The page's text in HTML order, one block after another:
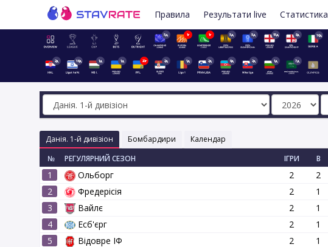
Правила Результати live Статистика
5д 1г 1г 5д 5д 15д 8д 16д
2д 16д 1д 1д 20г 2д 1д 2д 9д 2д 1д 7д
Данія. 1-й дивізіон Бомбардири
Календар
№
РЕГУЛЯРНИЙ СЕЗОН ІГРИ В
1 Ольборг 2 2
2
Фредерісія 2 1
3
Вайлє 2 1
4
Есб'єрг 2 1
5
Відовре ІФ 2 1